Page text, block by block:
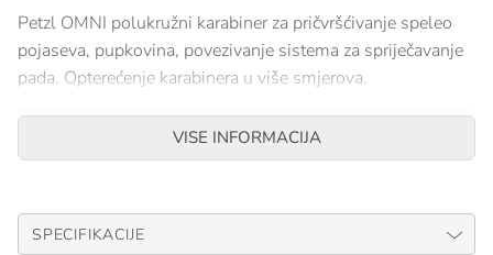
Petzl OMNI polukružni karabiner za pričvršćivanje speleo
pojaseva, pupkovina, povezivanje sistema za spriječavanje
pada. Opterećenje karabinera u više smjerova.
VISE INFORMACIJA
SPECIFIKACIJE